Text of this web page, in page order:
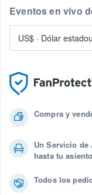
Compra y
Un Servicio de
hasta tu asiento
Todos los
Eventos en vivo
US$ · Dólar